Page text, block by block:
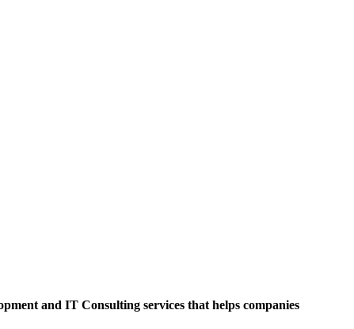
and IT Consulting services that helps companies